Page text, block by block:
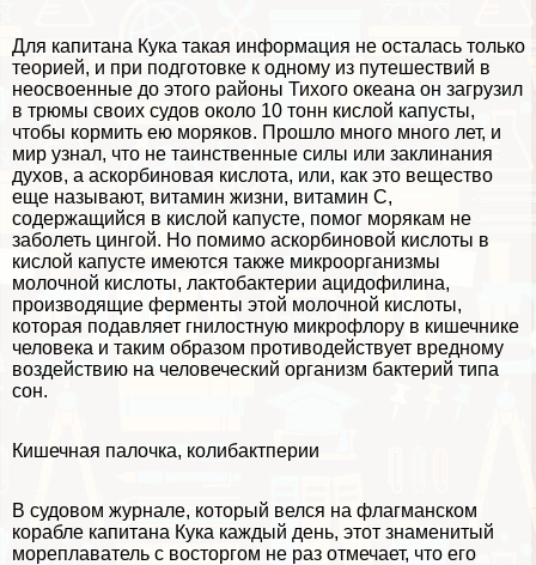
Для капитана Кука такая информация не осталась только
теорией, и при подготовке к одному из путешествий в
неосвоенные до этого районы Тихого океана он загрузил
в трюмы своих судов около 10 тонн кислой капусты,
чтобы кормить ею моряков. Прошло много много лет, и
мир узнал, что не таинственные силы или заклинания
духов, а аскорбиновая кислота, или, как это вещество
еще называют, витамин жизни, витамин С,
содержащийся в кислой капусте, помог морякам не
заболеть цингой. Но помимо аскорбиновой кислоты в
кислой капусте имеются также микроорганизмы
молочной кислоты, лактобактерии ацидофилина,
производящие ферменты этой молочной кислоты,
которая подавляет гнилостную микрофлору в кишечнике
человека и таким образом противодействует вредному
воздействию на человеческий организм бактерий типа
сон.
Кишечная палочка, колибактперии
В судовом журнале, который велся на флагманском
корабле капитана Кука каждый день, этот знаменитый
мореплаватель с восторгом не раз отмечает, что его